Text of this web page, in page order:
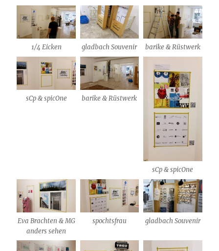
1/4 Eicken gladbach Souvenir barike & Rüstwerk
sCp & spicOne barike & Rüstwerk
sCp & spicOne
Eva Brachten & MG
anders sehen
spochtsfrau gladbach Souvenir